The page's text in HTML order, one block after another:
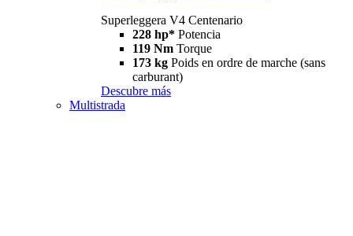
Superleggera V4 Centenario
228 hp* Potencia
119 Nm Torque
173 kg Poids en ordre de marche (sans
carburant)
Descubre más
Multistrada